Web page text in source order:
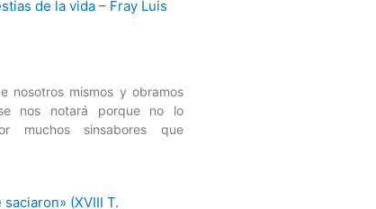
nosotros mismos y obramos
nos notará porque no lo
muchos sinsabores que